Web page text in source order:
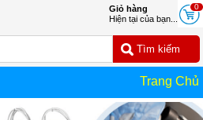
0
Giỏ hàng
Hiện tại của bạn...
Trang Chủ